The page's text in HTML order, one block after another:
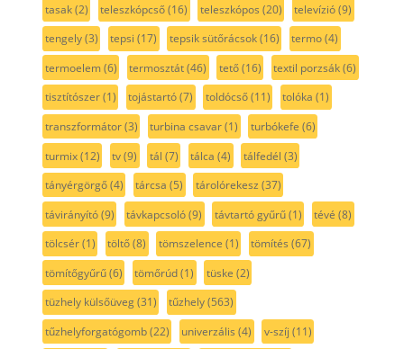
tasak(2) teleszkópcső(16) teleszkópos (20) televízió(9)
tengely(3) tepsi (17) tepsik sütőrácsok(16) termo(4)
termoelem(6) termosztát(46) tető(16) textil porzsák(6)
tisztítószer(1) tojástartó(7) toldócső(11) tolóka (1)
transzformátor(3) turbina csavar(1) turbókefe (6)
turmix(12) tv(9) tál (7) tálca (4) tálfedél (3)
tányérgörgő(4) tárcsa (5) tárolórekesz (37)
távirányító(9) távkapcsoló(9) távtartó gyűrű(1) tévé (8)
tölcsér(1) töltő(8) tömszelence (1) tömítés (67)
tömítőgyűrű(6) tömőrúd(1) tüske (2)
tüzhely külsőüveg(31) tűzhely(563)
tűzhelyforgatógomb(22) univerzális (4) v-szíj (11)